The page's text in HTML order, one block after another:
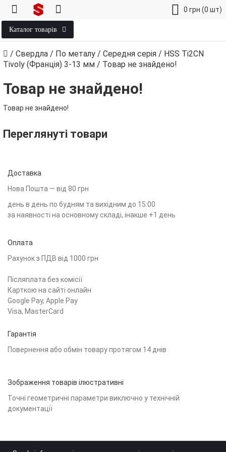
0 грн (0 шт)
Каталог товарів
/ Свердла / По металу / Середня серія / HSS Ti2CN
Tivoly (Франція) 3‑13 мм / Товар не знайдено!
Товар не знайдено!
Товар не знайдено!
Переглянуті товари
Доставка
Нова Пошта — від 80 грн
день в день по будням та вихідним до 15:00
за наявності на основному складі, інакше +1 день
Оплата
Рахунок з ПДВ від 1000 грн
Післяплата без комісії
Карткою на сайті онлайн
Google Pay, Apple Pay
Visa, MasterCard
Гарантія
Повернення або обмін товару протягом 14 днів
Зображення товарів ілюстративні
Точні геометричні параметри виключно у технічній
документації